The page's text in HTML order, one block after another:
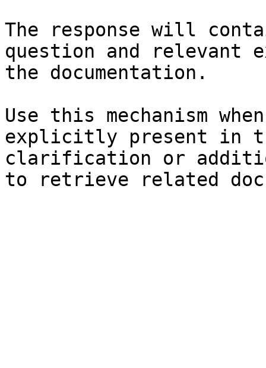
The response will
question and relevant
the documentation.
Use this mechanism
explicitly present in
clarification or